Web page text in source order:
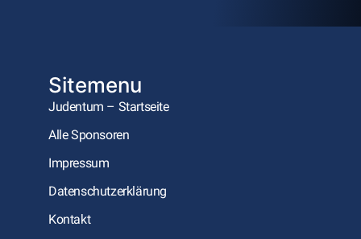
Sitemenu
Judentum – Startseite
Alle Sponsoren
Impressum
Datenschutzerklärung
Kontakt